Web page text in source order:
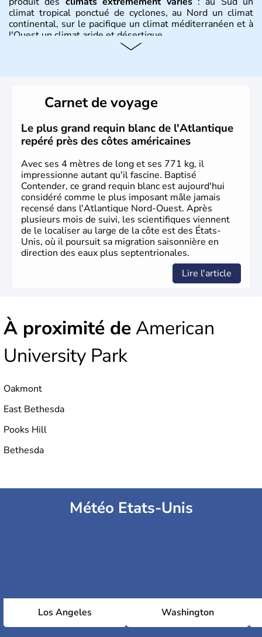
climat tropical ponctué de cyclones, au Nord un climat
continental, sur le pacifique un climat méditerranéen et à
l'Ouest un climat aride et désertique.
Plusieurs populations se sont succédées avant l'arrivée
des européens, suite à la découverte du continent par
Christophe Colomb en 1492. Les 13 colonies
britanniques proclament la Déclaration d'indépendance
en 1776 et adoptent leur première constitution en 1787.
La conquête de l'Ouest marque ensuite l'entrée dans une
phase de développement intense.
Carnet de voyage
Le plus grand requin blanc de l'Atlantique
repéré près des côtes américaines
Avec ses 4 mètres de long et ses 771 kg, il
impressionne autant qu'il fascine. Baptisé
Contender, ce grand requin blanc est aujourd'hui
considéré comme le plus imposant mâle jamais
recensé dans l'Atlantique Nord-Ouest. Après
plusieurs mois de suivi, les scientifiques viennent
de le localiser au large de la côte est des États-
Unis, où il poursuit sa migration saisonnière en
direction des eaux plus septentrionales.
Lire l'article
À proximité deAmerican
University Park
Oakmont
East Bethesda
Pooks Hill
Bethesda
Météo Etats-Unis
Los Angeles Washington